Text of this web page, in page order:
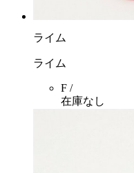
ライム
ライム
F /
在庫なし